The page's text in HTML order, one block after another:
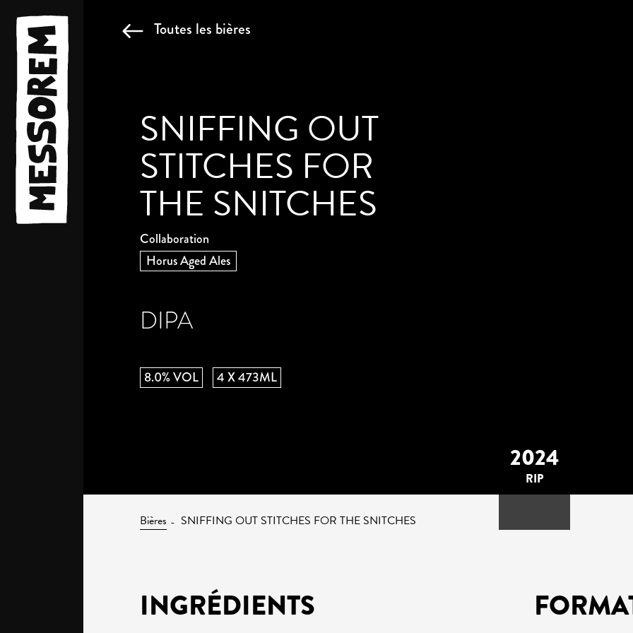
Toutes les bières
SNIFFING OUT
STITCHES FOR
THE SNITCHES
Collaboration
Horus Aged Ales
DIPA
8.0% VOL 4 X 473ML
2024
RIP
Bières SNIFFING OUT STITCHES FOR THE SNITCHES
INGRÉDIENTS